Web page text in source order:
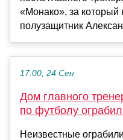
«Монако», за который
полузащитник
17:00, 24 Сен
Дом главного
по футболу
Неизвестные